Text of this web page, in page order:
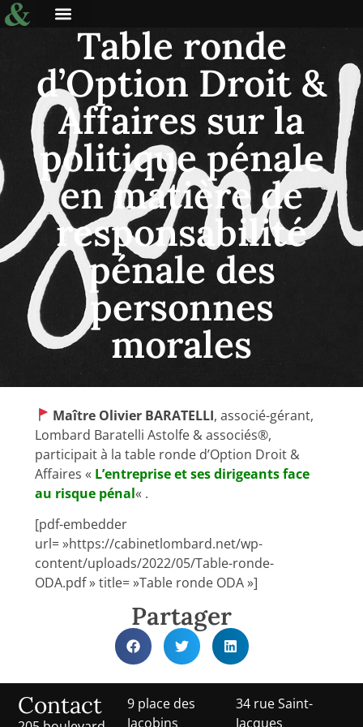
Table ronde
d’Option Droit &
Affaires sur la
politique pénale
en matière de
responsabilité
pénale des
personnes
morales
Maître Olivier BARATELLI, associé-gérant,
Lombard Baratelli Astolfe & associés®,
participait à la table ronde d’Option Droit &
Affaires « L’entreprise et ses dirigeants face
au risque pénal« .
[pdf-embedder
url= »https://cabinetlombard.net/wp-
content/uploads/2022/05/Table-ronde-
ODA.pdf » title= »Table ronde ODA »]
Partager
Contact
9 place des
Jacobins
34 rue Saint-
Jacques